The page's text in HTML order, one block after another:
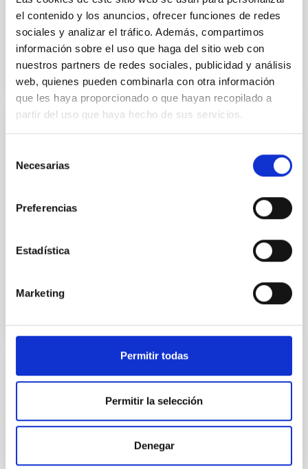
el contenido y los anuncios, ofrecer funciones de redes
sociales y analizar el tráfico. Además, compartimos
información sobre el uso que haga del sitio web con
nuestros partners de redes sociales, publicidad y análisis
web, quienes pueden combinarla con otra información
que les haya proporcionado o que hayan recopilado a
partir del uso que haya hecho de sus servicios.
Necesarias
Preferencias
Estadística
Marketing
Permitir todas
Permitir la selección
Denegar
procesos...
JOB
PS-2020-073-TÉCNICOS SUPERIORES
selectivo para el ingreso, por el sistema general de
JOB
PS-2022-070 ESCALA DE CIENTÍFICOS
TITULARES DE LOS ORGANISMOS
PÚBLICOS DE INVESTIGACIÓN - ACCESO
LIBRE